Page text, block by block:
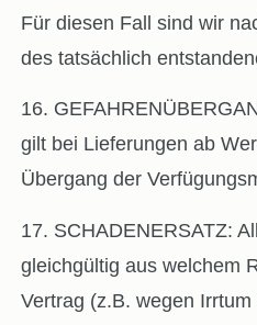
Für diesen Fall sind wir
des tatsächlich
16.
gilt bei Lieferungen ab
Übergang der
17. SCHADENERSATZ:
gleichgültig aus welchem
Vertrag (z.B. wegen